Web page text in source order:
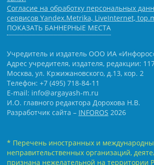
Согласие на обработку персональных
сервисов Yandex.Metrika, LiveInternet,
ПОКАЗАТЬ БАННЕРНЫЕ МЕСТА
Учредитель и издатель ООО ИА
Адрес учредителя, издателя, редакции:
Москва, ул. Кржижановского, д.13, кор. 2
Телефон: +7 (495) 718-84-11
E-mail: info@argayash-m.ru
И.О. главного редактора Дорохова Н.В.
Разработчик сайта – INFOROS 2026
* Перечень иностранных и
неправительственных организаций,
признана нежелательной на территории